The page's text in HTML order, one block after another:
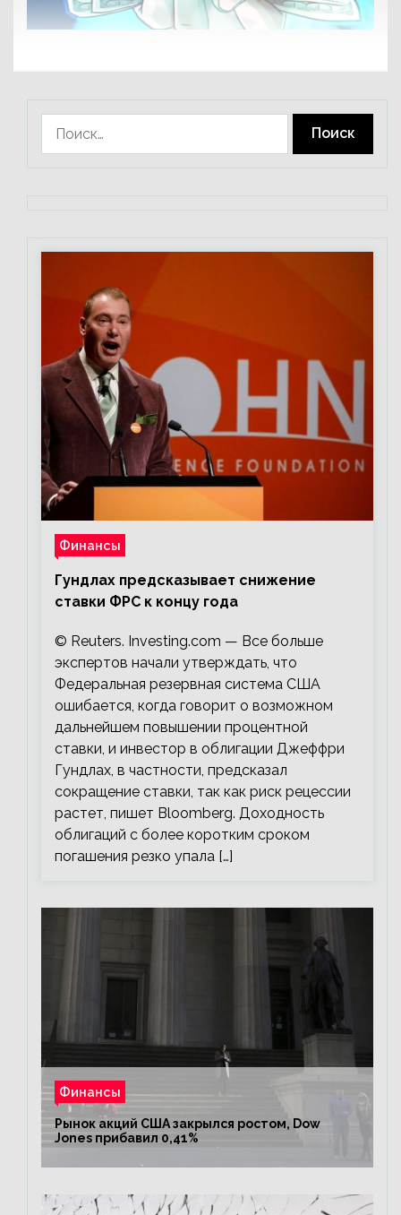
Финансы
Гундлах предсказывает снижение
ставки ФРС к концу года
© Reuters. Investing.com — Все больше
экспертов начали утверждать, что
Федеральная резервная система США
ошибается, когда говорит о возможном
дальнейшем повышении процентной
ставки, и инвестор в облигации Джеффри
Гундлах, в частности, предсказал
сокращение ставки, так как риск рецессии
растет, пишет Bloomberg. Доходность
облигаций с более коротким сроком
погашения резко упала […]
Финансы
Рынок акций США закрылся ростом, Dow
Jones прибавил 0,41%